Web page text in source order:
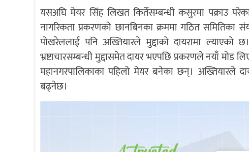
यसअघि मेयर सिंह लिखत किर्तेसम्बन्धी कसुरमा पक्राउ
नागरिकता प्रकरणको छानबिनका क्रममा गठित
पोखरेललाई पनि अख्तियारले मुद्दाको दायरामा
भ्रष्टाचारसम्बन्धी मुद्दासमेत दायर भएपछि प्रकरणले नयाँ मोड
महानगरपालिकाका पहिलो मेयर बनेका छन्। अख्तियारले
बढ्नेछ।